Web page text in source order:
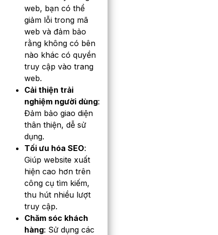
web, bạn có thể
giảm lỗi trong mã
web và đảm bảo
rằng không có bên
nào khác có quyền
truy cập vào trang
web.
Cải thiện trải
nghiệm người dùng:
Đảm bảo giao diện
thân thiện, dễ sử
dụng.
Tối ưu hóa SEO:
Giúp website xuất
hiện cao hơn trên
công cụ tìm kiếm,
thu hút nhiều lượt
truy cập.
Chăm sóc khách
hàng: Sử dụng các